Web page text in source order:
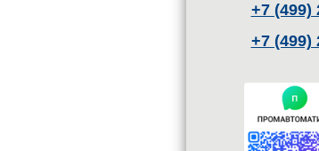
+7 (499)
+7 (499)